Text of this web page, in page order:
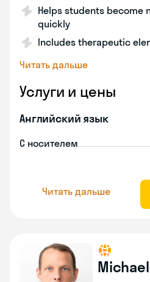
Helps students become
quickly
Includes therapeutic
Читать дальше
Услуги и цены
Английский язык
С носителем
Читать дальше
Michael